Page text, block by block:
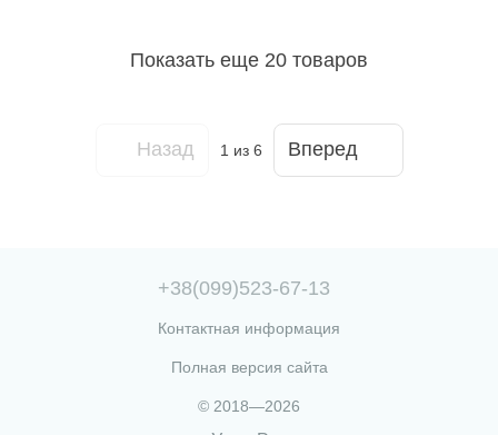
Показать еще 20 товаров
Назад 1 из 6 Вперед
+38(099)523-67-13
Контактная информация
Полная версия сайта
© 2018—2026